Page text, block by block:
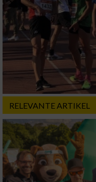
RELEVANTE ARTIKEL